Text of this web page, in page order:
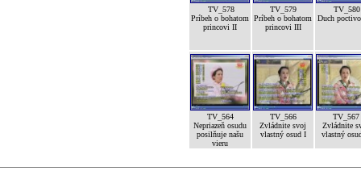
TV_578
Príbeh o bohatom
princovi II
TV_579
Príbeh o bohatom
princovi III
TV_580
Duch
TV_564
Nepriazeň osudu
posilňuje našu
vieru
TV_566
Zvládnite svoj
vlastný osud I
TV_567
Zvládnite
vlastný